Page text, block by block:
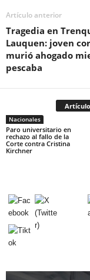
Artículo anterior
Tragedia en
Lauquen: joven
murió ahogado
pescaba
Nacionales
Paro universitario en
rechazo al fallo de la
Corte contra Cristina
Kirchner